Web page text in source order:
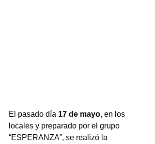
El pasado día 17 de mayo, en los
locales y preparado por el grupo
“ESPERANZA”, se realizó la